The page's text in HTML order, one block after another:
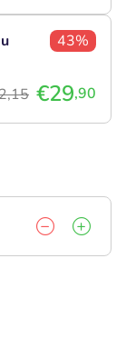
43%
€29,90